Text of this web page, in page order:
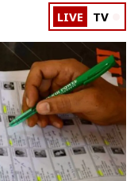
LIVE TV